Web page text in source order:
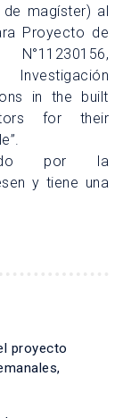
magíster) al
Proyecto de
in the built
for their
por la
y tiene una
proyecto